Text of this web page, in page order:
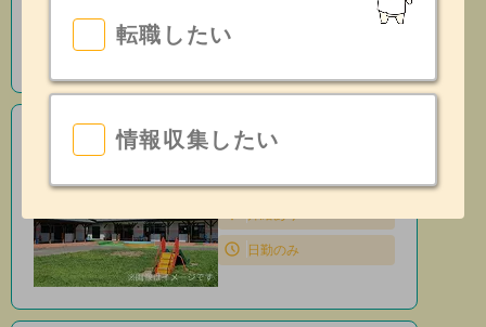
保育園の管理栄養士・栄養士求人
日勤のみ
転職したい
情報収集したい